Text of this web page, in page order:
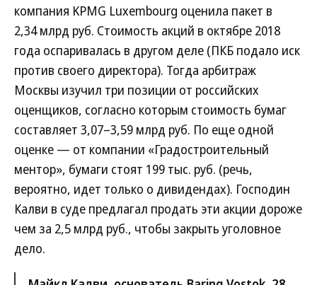
компания KPMG Luxembourg оценила пакет в
2,34 млрд руб. Стоимость акций в октябре 2018
года оспаривалась в другом деле (ПКБ подало иск
против своего директора). Тогда арбитраж
Москвы изучил три позиции от российских
оценщиков, согласно которым стоимость бумаг
составляет 3,07–3,59 млрд руб. По еще одной
оценке — от компании «Градостроительный
ментор», бумаги стоят 199 тыс. руб. (речь,
вероятно, идет только о дивидендах). Господин
Калви в суде предлагал продать эти акции дороже
чем за 2,5 млрд руб., чтобы закрыть уголовное
дело.